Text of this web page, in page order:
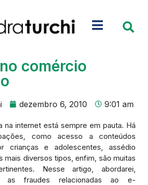
comércio
dezembro 6, 2010 9:01 am
na internet está sempre em pauta. Há
como acesso a conteúdos
crianças e adolescentes, assédio
mais diversos tipos, enfim, são muitas
Nesse artigo, abordarei,
as fraudes relacionadas ao e-